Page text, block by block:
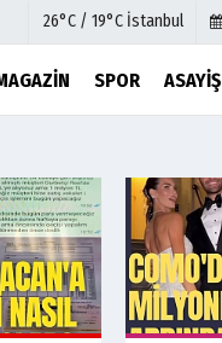
26°C / 19°C İstanbul
SPOR ASAYIŞ